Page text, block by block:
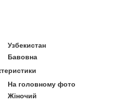
Узбекистан
Бавовна
На головному фото
Жіночий